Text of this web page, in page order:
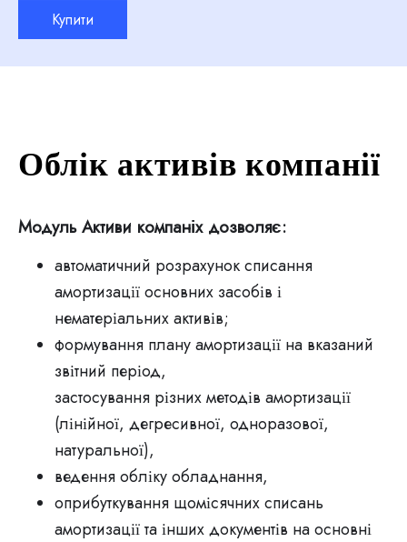
Купити
Облік активів компанії
Модуль Активи компаніх дозволяє:
автоматичний розрахунок списання
амортизації основних засобів і
нематеріальних активів;
формування плану амортизації на вказаний
звітний період,
застосування різних методів амортизації
(лінійної, дегресивної, одноразової,
натуральної),
ведення обліку обладнання,
оприбуткування щомісячних списань
амортизації та інших документів на основні